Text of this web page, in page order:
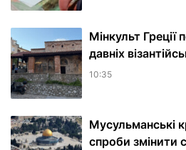
Мінкульт Греції
давніх
10:35
Мусульманські
спроби змінити